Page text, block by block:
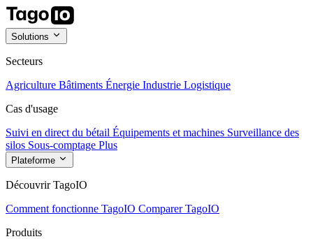
Solutions
Secteurs
Agriculture Bâtiments Énergie Industrie Logistique
Cas d'usage
Suivi en direct du bétail Équipements et machines Surveillance des
silos Sous-comptage Plus
Plateforme
Découvrir TagoIO
Comment fonctionne TagoIO Comparer TagoIO
Produits